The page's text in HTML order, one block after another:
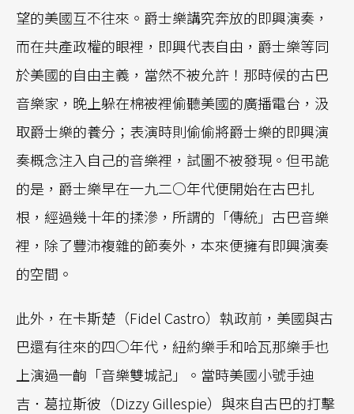
望的美國互不往來。爵士樂講究奔放的即興演奏，
而在共產政權的眼裡，即興代表自由，爵士樂等同
於美國的自由主義，當然不被允許！那時候的古巴
音樂家，晚上躲在棉被裡偷聽美國的廣播電台，汲
取爵士樂的養分；表演時則偷偷將爵士樂的即興演
奏概念注入自己的音樂裡，試圖不被發現。但弔詭
的是，爵士樂早在一九二○年代便開始在古巴扎
根，經過幾十年的揉滲，所謂的「傳統」古巴音樂
裡，除了豐沛複雜的節奏外，本來便擁有即興演奏
的空間。
此外，在卡斯楚（Fidel Castro）執政前，美國與古
巴還有往來的四○年代，紐約樂手和哈瓦那樂手也
上演過一齣「音樂雙城記」。當時美國小號手迪
吉．葛拉斯彼（Dizzy Gillespie）與來自古巴的打擊